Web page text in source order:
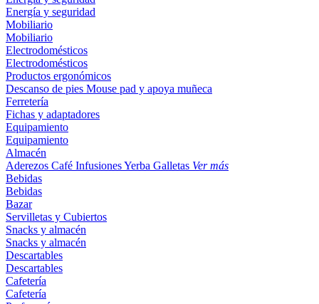
Energía y seguridad
Mobiliario
Mobiliario
Electrodomésticos
Electrodomésticos
Productos ergonómicos
Descanso de pies Mouse pad y apoya muñeca
Ferretería
Fichas y adaptadores
Equipamiento
Equipamiento
Almacén
Aderezos Café InfusionesYerba Galletas Ver más
Bebidas
Bebidas
Bazar
Servilletas y Cubiertos
Snacks y almacén
Snacks y almacén
Descartables
Descartables
Cafetería
Cafetería